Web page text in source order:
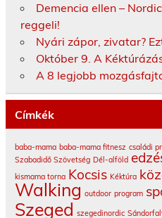
Demencia ellen –
reggeli!
Nyári zápor, zivatar?
Október 9. A
A 8 legjobb
Címkék
baba-mama baba-mama fitnesz családi
Szabadidő Szövetség Dél-alföld
kismama torna Kocsis Kéktúra
Walking outdoor program
Szeged szegedinordic